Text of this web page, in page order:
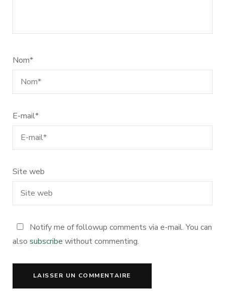
Nom*
E-mail*
Site web
Notify me of followup comments via e-mail. You can
also subscribe without commenting.